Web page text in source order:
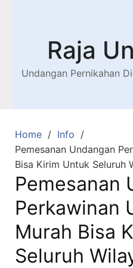
Raja
Undangan Pernikahan
Home
Info
Pemesanan Undangan
Bisa Kirim Untuk Seluruh
Pemesanan
Perkawinan
Murah Bisa
Seluruh